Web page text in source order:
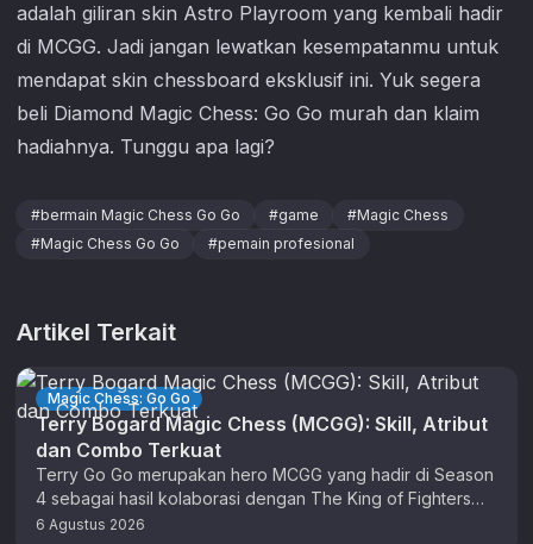
adalah giliran skin Astro Playroom yang kembali hadir
di MCGG. Jadi jangan lewatkan kesempatanmu untuk
mendapat skin chessboard eksklusif ini. Yuk segera
beli Diamond Magic Chess: Go Go murah dan klaim
hadiahnya. Tunggu apa lagi?
#bermain Magic Chess Go Go #game #Magic Chess
#Magic Chess Go Go #pemain profesional
Artikel Terkait
Magic Chess: Go Go
Terry Bogard Magic Chess (MCGG): Skill, Atribut
dan Combo Terkuat
Terry Go Go merupakan hero MCGG yang hadir di Season
4 sebagai hasil kolaborasi dengan The King of Fighters
(KOF). …
6 Agustus 2026